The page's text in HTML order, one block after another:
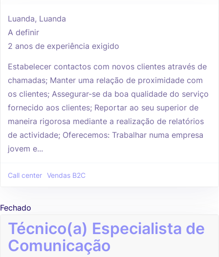
Luanda, Luanda
A definir
2 anos de experiência exigido
Estabelecer contactos com novos clientes através de
chamadas; Manter uma relação de proximidade com
os clientes; Assegurar-se da boa qualidade do serviço
fornecido aos clientes; Reportar ao seu superior de
maneira rigorosa mediante a realização de relatórios
de actividade; Oferecemos: Trabalhar numa empresa
jovem e...
Call center Vendas B2C
Fechado
Técnico(a) Especialista de
Comunicação